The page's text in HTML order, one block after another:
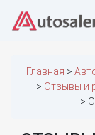
Главная
Отзывы и